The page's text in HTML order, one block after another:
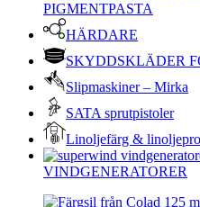
PIGMENTPASTA
HÄRDARE
SKYDDSKLÄDER
Slipmaskiner – Mirka
SATA sprutpistoler
Linoljefärg &
VINDGENERATORER